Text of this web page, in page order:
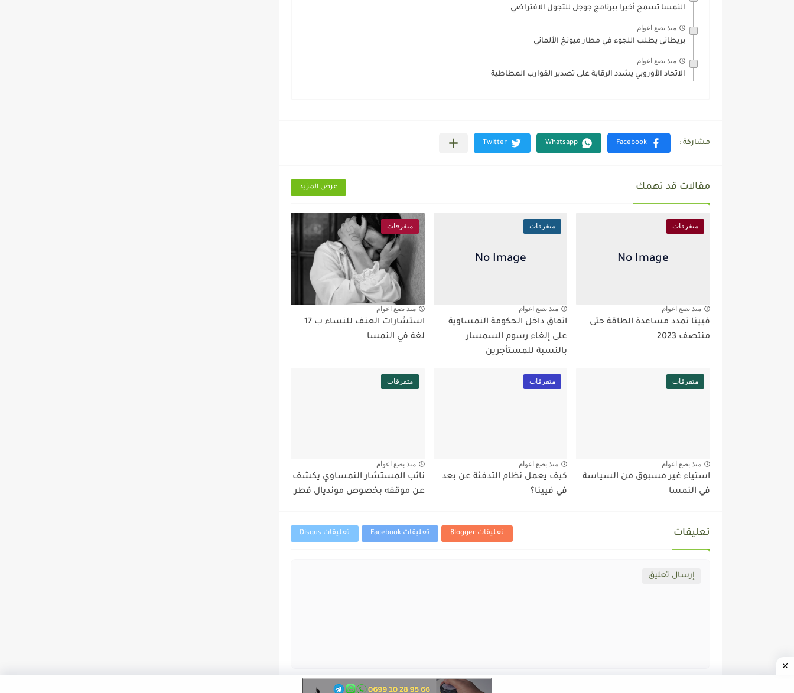
النمسا تسمح أخيرا ببرنامج جوجل للتجول الافتراضي
منذ بضع اعوام
بريطاني يطلب اللجوء في مطار ميونخ الألماني
منذ بضع اعوام
الاتحاد الأوروبي يشدد الرقابة على تصدير القوارب المطاطية
مقالات قد تهمك عرض المزيد
متفرقات
منذ بضع اعوام
فيينا تمدد مساعدة الطاقة حتى
منتصف 2023
متفرقات
منذ بضع اعوام
اتفاق داخل الحكومة النمساوية
على إلغاء رسوم السمسار
بالنسبة للمستأجرين
متفرقات
منذ بضع اعوام
استشارات العنف للنساء ب 17
لغة في النمسا
متفرقات
منذ بضع اعوام
استياء غير مسبوق من السياسة
في النمسا
متفرقات
منذ بضع اعوام
كيف يعمل نظام التدفئة عن بعد
في فيينا؟
متفرقات
منذ بضع اعوام
نائب المستشار النمساوي يكشف
عن موقفه بخصوص مونديال قطر
تعليقات تعليقات Blogger تعليقات Facebook تعليقات Disqus
إرسال تعليق